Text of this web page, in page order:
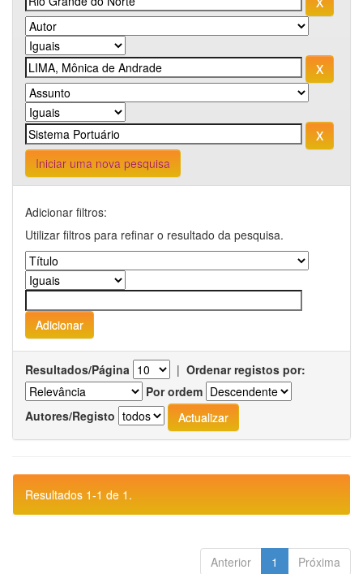
Iniciar uma nova pesquisa
Adicionar filtros:
Utilizar filtros para refinar o resultado da pesquisa.
Resultados/Página | Ordenar registos por:
Por ordem
Autores/Registo
Resultados 1-1 de 1.
Anterior 1 Próxima